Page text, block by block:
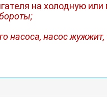
на холодную или
насоса, насос жужжит,